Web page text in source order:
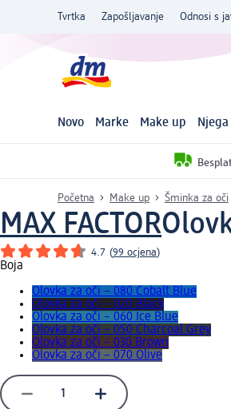
Tvrtka Zapošljavanje Odnosi s
Novo Marke Make up
Početna Make up Šminka za oči
MAX FACTOR
4.7 (99 ocjena)
Boja
Olovka za oči – 080 Cobalt Blue
Olovka za oči – 020 Black
Olovka za oči – 060 Ice Blue
Olovka za oči – 050 Charcoal Grey
Olovka za oči – 030 Brown
Olovka za oči – 070 Olive